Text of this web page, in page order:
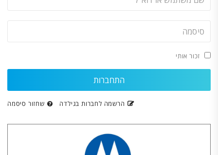
זכור אותי
הרשמה לחברות בגילדה שחזור סיסמה